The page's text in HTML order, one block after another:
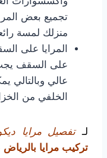
تجميع بعض
منزلك لمسة
المرايا على
على السقف
عالي وبالتالي
الخلفي من
لـتفصيل مرايا
تركيب مرايا بالرياض